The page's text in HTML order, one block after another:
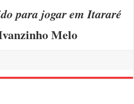
para jogar em Itararé
Melo